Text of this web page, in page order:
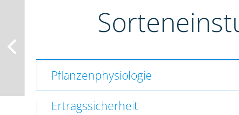
Pflanzenphysiologie
Ertragssicherheit